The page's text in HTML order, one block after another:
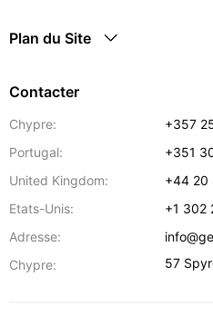
Plan du Site
Contacter
Chypre:
+357
Portugal:
+351
United Kingdom:
+44 20
Etats-Unis:
+1 302
Adresse:
Chypre:
57